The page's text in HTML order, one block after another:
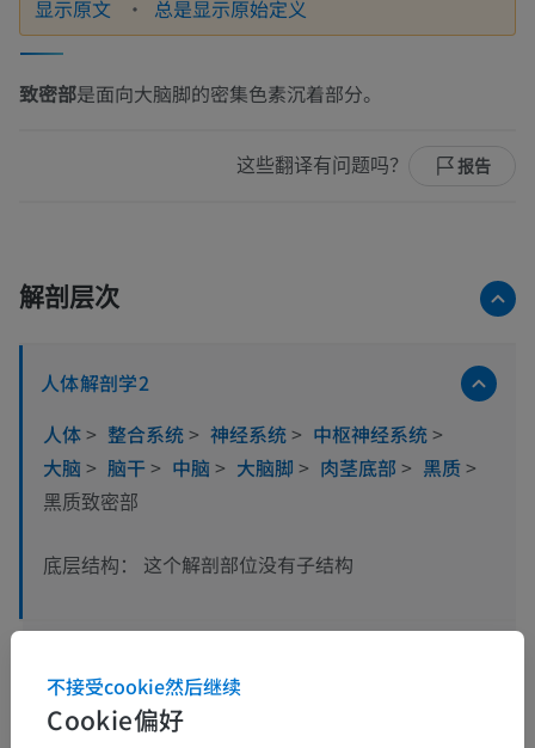
显示原文 总是显示原始定义
致密部是面向大脑脚的密集色素沉着部分。
这些翻译有问题吗？ 报告
解剖层次
人体解剖学2
人体> 整合系统> 神经系统> 中枢神经系统>
大脑 > 脑干> 中脑 > 大脑脚 > 肉茎底部 > 黑质>
黑质致密部
底层结构： 这个解剖部位没有子结构
人体神经解剖学
Cookie偏好
不接受cookie然后继续